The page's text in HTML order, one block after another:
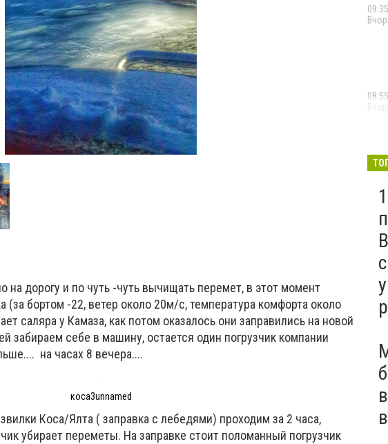
на дорогу и по чуть -чуть вычищать перемет, в этот момент
(за бортом -22, ветер около 20м/с, температура комфорта около
саляра у Камаза, как потом оказалось они заправились на новой
забираем себе в машину, остается один погрузчик компании
на часах 8 вечера....
коса3unnamed
Коса/Ялта ( заправка с лебедями) проходим за 2 часа,
убирает переметы. На заправке стоит поломанный погрузчик
09:35
08:55